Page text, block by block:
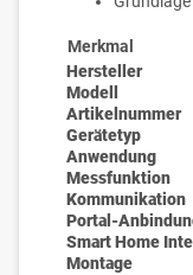
Merkmal
Hersteller
Modell
Artikelnummer
Gerätetyp
Anwendung
Messfunktion
Kommunikation
Portal-
Smart Home
Montage